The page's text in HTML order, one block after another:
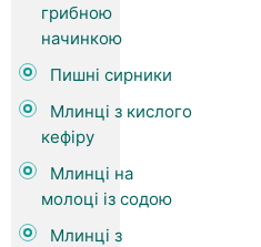
грибною
начинкою
Пишні сирники
Млинці з кислого
кефіру
Млинці на
молоці із содою
Млинці з